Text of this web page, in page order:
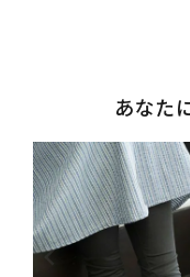
あなた